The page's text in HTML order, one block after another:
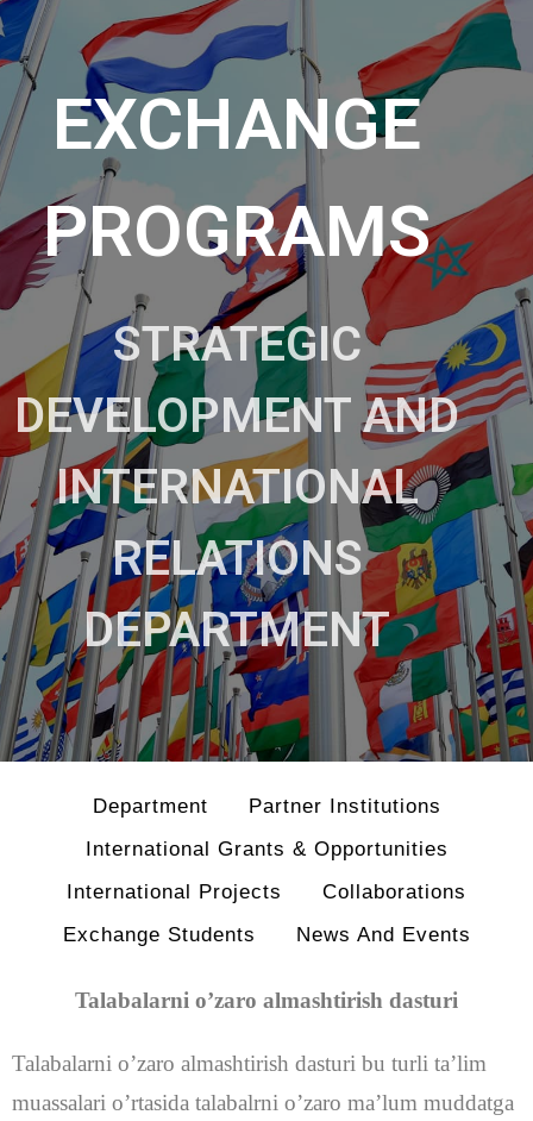
EXCHANGE
PROGRAMS
STRATEGIC
DEVELOPMENT AND
INTERNATIONAL
RELATIONS
DEPARTMENT
Department
Partner Institutions
International Grants & Opportunities
International Projects
Collaborations
Exchange Students
News And Events
Talabalarni o’zaro almashtirish dasturi
Talabalarni o’zaro almashtirish dasturi bu turli ta’lim
muassalari o’rtasida talabalrni o’zaro ma’lum muddatga